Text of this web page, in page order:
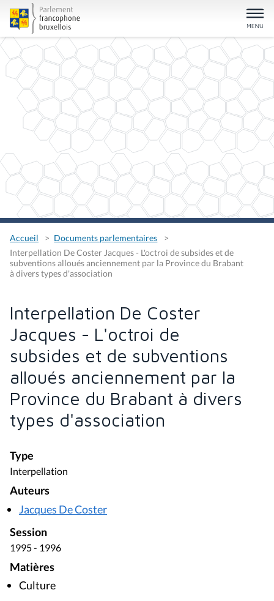
Accueil
Documents parlementaires
Interpellation De Coster Jacques - L'octroi de subsides et de
subventions alloués anciennement par la Province du Brabant
à divers types d'association
Interpellation De Coster
Jacques - L'octroi de
subsides et de subventions
alloués anciennement par la
Province du Brabant à divers
types d'association
Type
Interpellation
Auteurs
Jacques De Coster
Session
1995 - 1996
Matières
Culture